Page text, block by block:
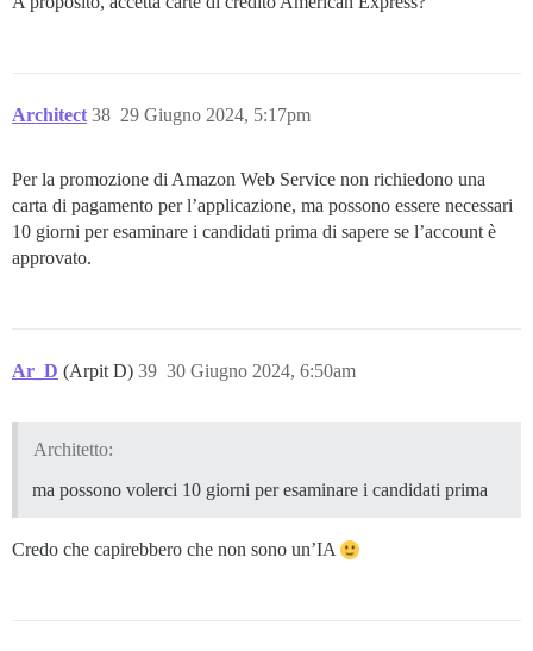
Architect 29 Giugno 2024, 5:17pm
38
Per la promozione di Amazon Web Service non richiedono una
carta di pagamento per l’applicazione, ma possono essere necessari
10 giorni per esaminare i candidati prima di sapere se l’account è
approvato.
Ar_D (Arpit D) 30 Giugno 2024, 6:50am
39
Architetto:
ma possono volerci 10 giorni per esaminare i candidati prima
Credo che capirebbero che non sono un’IA